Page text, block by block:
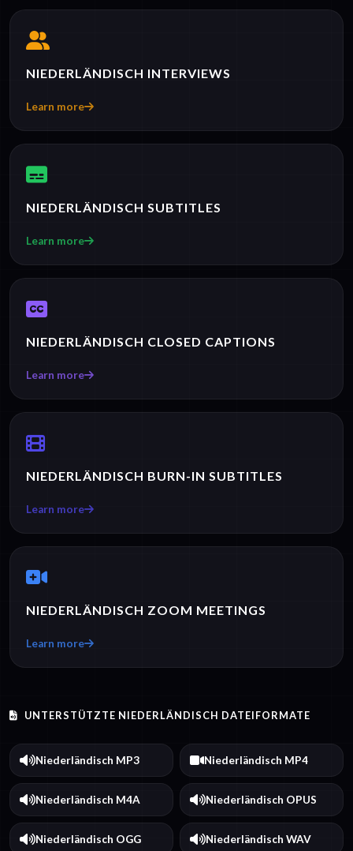
NIEDERLÄNDISCH INTERVIEWS
Learn more
NIEDERLÄNDISCH SUBTITLES
Learn more
NIEDERLÄNDISCH CLOSED CAPTIONS
Learn more
NIEDERLÄNDISCH BURN-IN SUBTITLES
Learn more
NIEDERLÄNDISCH ZOOM MEETINGS
Learn more
UNTERSTÜTZTE NIEDERLÄNDISCH DATEIFORMATE
Niederländisch MP3 Niederländisch MP4
Niederländisch M4A Niederländisch OPUS
Niederländisch OGG Niederländisch WAV